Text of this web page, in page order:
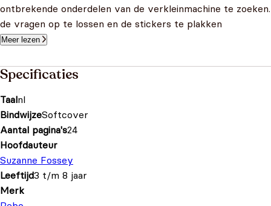
ontbrekende onderdelen van de verkleinmachine te zoeken.
de vragen op te lossen en de stickers te plakken
Meer lezen
Specificaties
Taalnl
BindwijzeSoftcover
Aantal pagina's24
Hoofdauteur
Suzanne Fossey
Leeftijd3 t/m 8 jaar
Merk